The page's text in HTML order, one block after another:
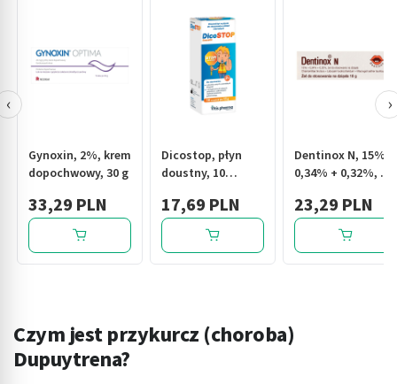
Gynoxin, 2%, krem
dopochwowy, 30 g
33,29 PLN
Dicostop, płyn
doustny, 10
17,69 PLN
Dentinox N, 15% +
0,34% + 0,32%, żel
23,29 PLN
‹ ›
Czym jest przykurcz (choroba)
Dupuytrena?